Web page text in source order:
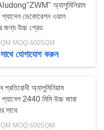
অ্যালুমিনিয়াম
ডেকোরেশন ওয়াল
জন্য উচ্চ গ্রেড
MOQ:600SQM
যোগাযোগ করুন
প্রতিরোধী অ্যালুমিনিয়াম
2440 মিমি উচ্চ জারা
সাথে
MOQ:600SQM